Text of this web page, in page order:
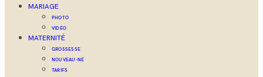
MARIAGE
PHOTO
VIDÉO
MATERNITÉ
GROSSESSE
NOUVEAU-NÉ
TARIFS